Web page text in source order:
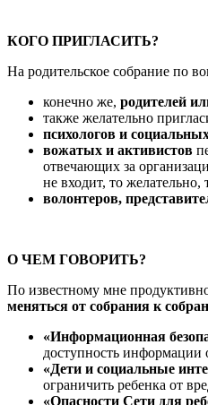
КОГО ПРИГЛАСИТЬ?
На родительское собрание по
конечно же, родителей
также желательно
психологов и
вожатых и активистов
отвечающих за
не входит, то
волонтеров,
О ЧЕМ ГОВОРИТЬ?
По известному мне
меняться от собрания к
«Информационная
доступность информации
«Дети и социальные
ограничить ребенка от
«Опасности Сети для